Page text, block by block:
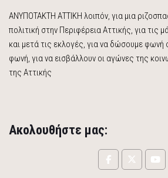
ΑΝΥΠΟΤΑΚΤΗ ΑΤΤΙΚΗ λοιπόν, για μια
πολιτική στην Περιφέρεια Αττικής, για τις
και μετά τις εκλογές, για να δώσουμε φωνή
φωνή, για να εισβάλλουν οι αγώνες της
της Αττικής
Ακολουθήστε μας: